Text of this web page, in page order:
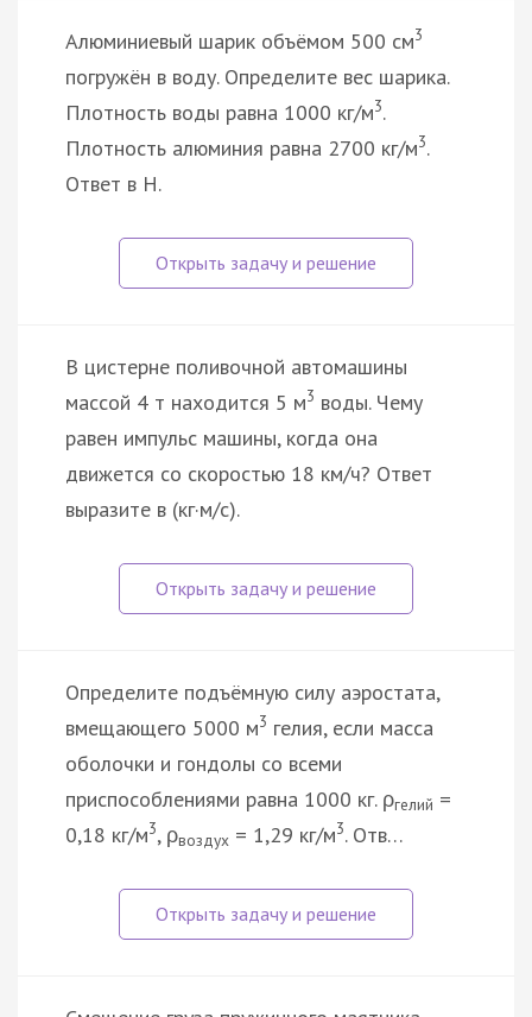
Алюминиевый шарик объёмом 500 см3
погружён в воду. Определите вес шарика.
Плотность воды равна 1000 кг/м3.
Плотность алюминия равна 2700 кг/м3.
Ответ в Н.
В цистерне поливочной автомашины
массой 4 т находится 5 м3 воды. Чему
равен импульс машины, когда она
движется со скоростью 18 км/ч? Ответ
выразите в (кг·м/с).
Определите подъёмную силу аэростата,
вмещающего 5000 м3 гелия, если масса
оболочки и гондолы со всеми
приспособлениями равна 1000 кг. ρгелий =
0,18 кг/м3, ρвоздух = 1,29 кг/м3. Отв…